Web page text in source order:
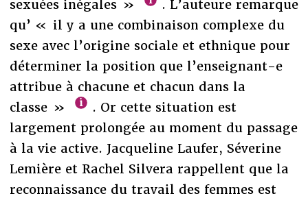
sexuées inégales »
. L’auteure remarque
qu’ « il y a une combinaison complexe du
sexe avec l’origine sociale et ethnique pour
déterminer la position que l’enseignant-e
attribue à chacune et chacun dans la
classe »
. Or cette situation est
largement prolongée au moment du passage
à la vie active. Jacqueline Laufer, Séverine
Lemière et Rachel Silvera rappellent que la
reconnaissance du travail des femmes est